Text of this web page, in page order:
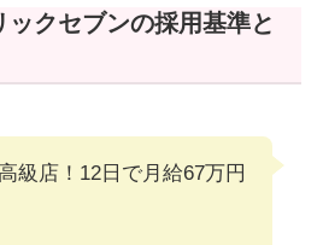
クセブンの採用基準と
級店！12日で月給67万円